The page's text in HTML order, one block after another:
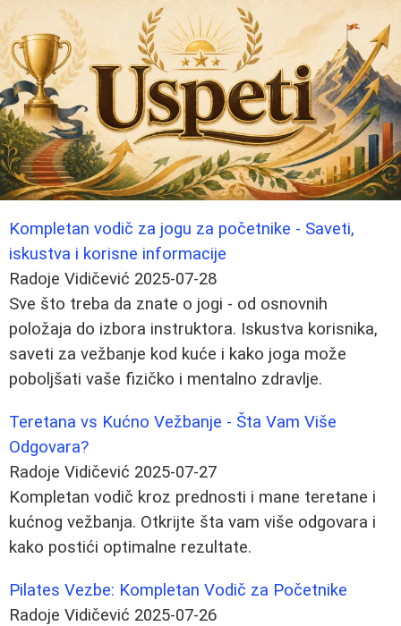
Kompletan vodič za jogu za početnike - Saveti,
iskustva i korisne informacije
Radoje Vidičević 2025-07-28
Sve što treba da znate o jogi - od osnovnih
položaja do izbora instruktora. Iskustva korisnika,
saveti za vežbanje kod kuće i kako joga može
poboljšati vaše fizičko i mentalno zdravlje.
Teretana vs Kućno Vežbanje - Šta Vam Više
Odgovara?
Radoje Vidičević 2025-07-27
Kompletan vodič kroz prednosti i mane teretane i
kućnog vežbanja. Otkrijte šta vam više odgovara i
kako postići optimalne rezultate.
Pilates Vezbe: Kompletan Vodič za Početnike
Radoje Vidičević 2025-07-26